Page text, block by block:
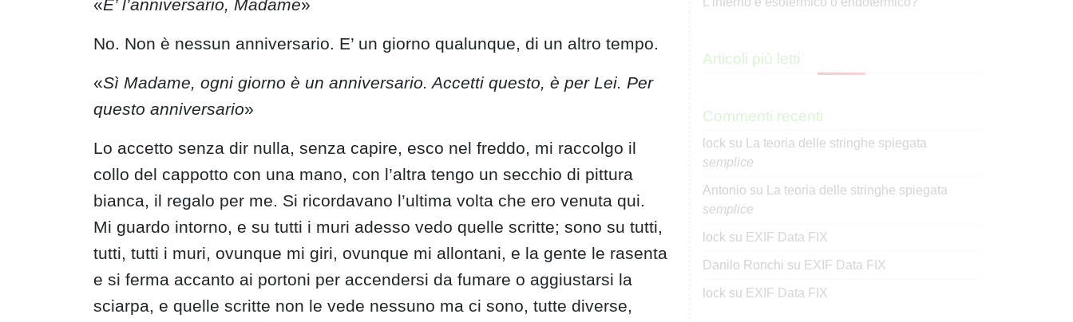
«E’ l’anniversario, Madame»
No. Non è nessun anniversario. E’ un giorno qualunque, di un altro tempo.
«Sì Madame, ogni giorno è un anniversario. Accetti questo, è per Lei. Per
questo anniversario»
Lo accetto senza dir nulla, senza capire, esco nel freddo, mi raccolgo il
collo del cappotto con una mano, con l’altra tengo un secchio di pittura
bianca, il regalo per me. Si ricordavano l’ultima volta che ero venuta qui.
Mi guardo intorno, e su tutti i muri adesso vedo quelle scritte; sono su tutti,
tutti, tutti i muri, ovunque mi giri, ovunque mi allontani, e la gente le rasenta
e si ferma accanto ai portoni per accendersi da fumare o aggiustarsi la
sciarpa, e quelle scritte non le vede nessuno ma ci sono, tutte diverse,
Articoli più letti
Commenti recenti
lock su
La teoria delle stringhe spiegata
semplice
Antonio su
La teoria delle stringhe spiegata
semplice
lock su EXIF Data FIX
Danilo Ronchi su EXIF Data FIX
lock su EXIF Data FIX